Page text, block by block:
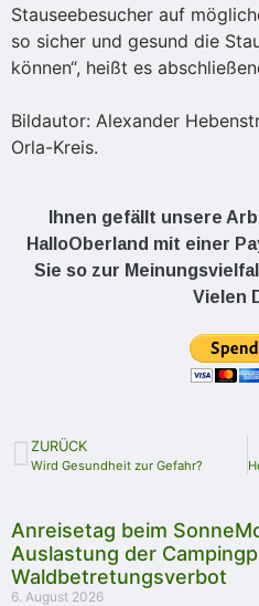
Stauseebesucher auf
so sicher und gesund die
können“, heißt es
Bildautor: Alexander
Orla-Kreis.
Ihnen gefällt unsere
HalloOberland mit einer
Sie so zur
Vielen
ZURÜCK
Wird Gesundheit zur Gefahr?
Anreisetag beim
Auslastung der
Waldbetretungsverbot
6. August 2026